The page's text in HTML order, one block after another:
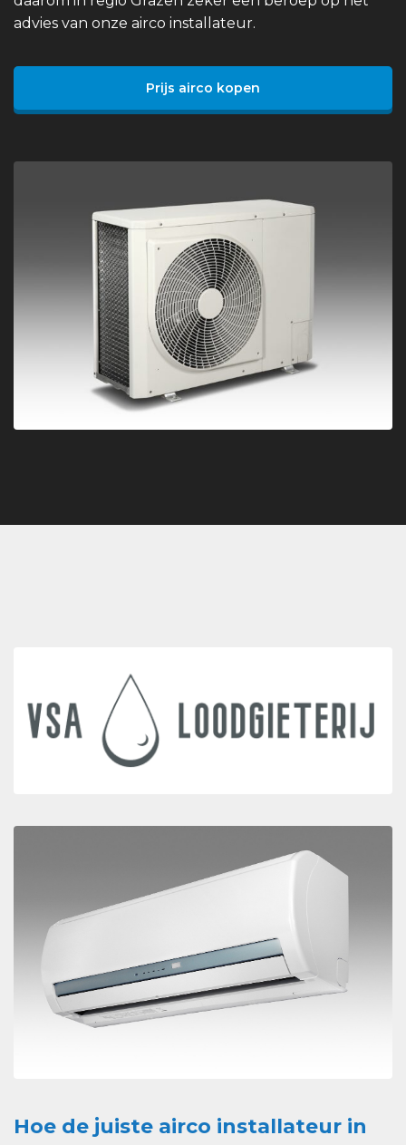
advies van onze airco installateur.
Prijs airco kopen
Hoe de juiste airco installateur in